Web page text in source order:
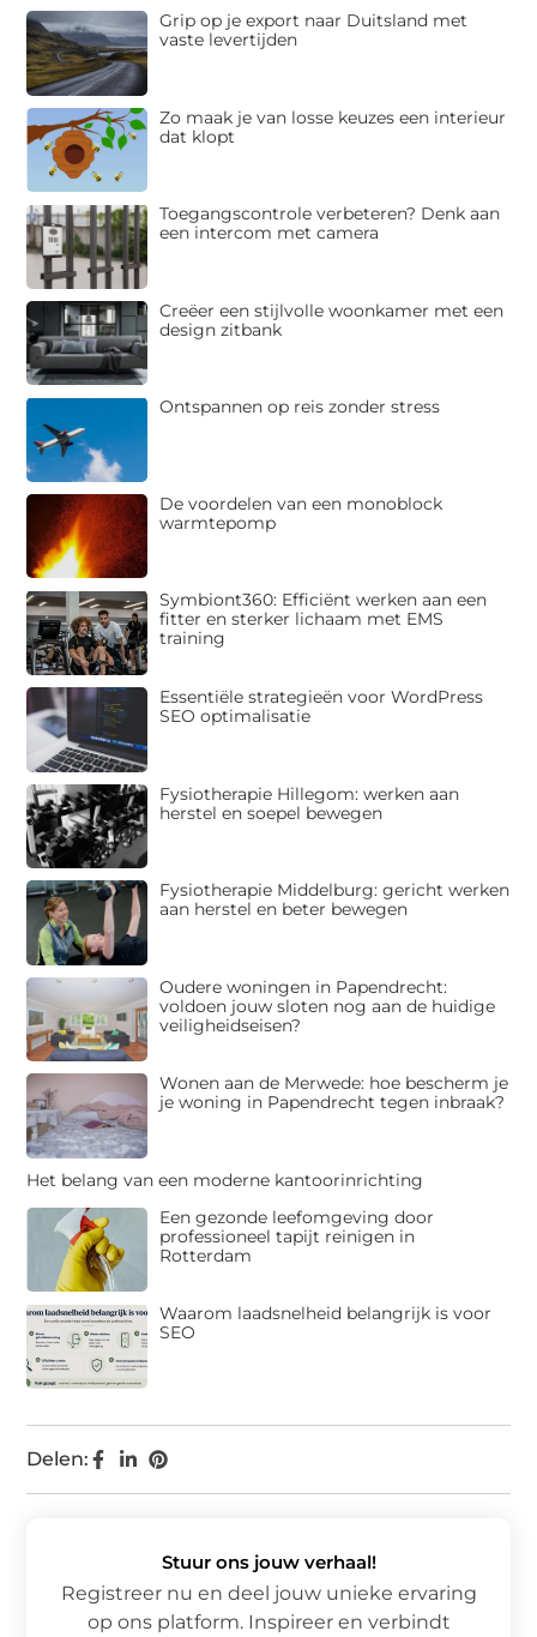
Delen:
Grip op je export naar Duitsland met
vaste levertijden
Zo maak je van losse keuzes een interieur
dat klopt
Toegangscontrole verbeteren? Denk aan
een intercom met camera
Creëer een stijlvolle woonkamer met een
design zitbank
Ontspannen op reis zonder stress
De voordelen van een monoblock
warmtepomp
Symbiont360: Efficiënt werken aan een
fitter en sterker lichaam met EMS
training
Essentiële strategieën voor WordPress
SEO optimalisatie
Fysiotherapie Hillegom: werken aan
herstel en soepel bewegen
Fysiotherapie Middelburg: gericht werken
aan herstel en beter bewegen
Oudere woningen in Papendrecht:
voldoen jouw sloten nog aan de huidige
veiligheidseisen?
Wonen aan de Merwede: hoe bescherm je
je woning in Papendrecht tegen inbraak?
Het belang van een moderne kantoorinrichting
Een gezonde leefomgeving door
professioneel tapijt reinigen in
Rotterdam
Waarom laadsnelheid belangrijk is voor
SEO
Stuur ons jouw verhaal!
Registreer nu en deel jouw unieke ervaring
op ons platform. Inspireer en verbindt